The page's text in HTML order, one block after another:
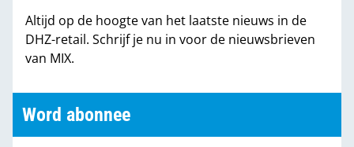
Partners
Altijd op de hoogte van het laatste nieuws in de
DHZ-retail. Schrijf je nu in voor de nieuwsbrieven
van MIX.
Word abonnee